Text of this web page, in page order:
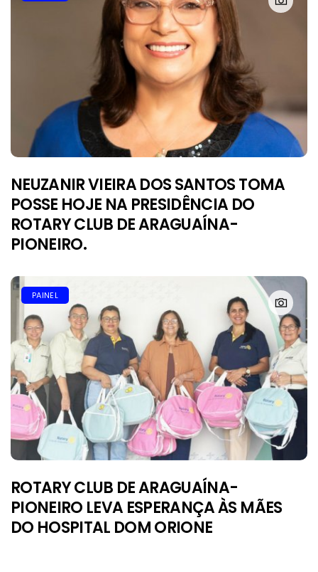
NEUZANIR VIEIRA DOS SANTOS TOMA
POSSE HOJE NA PRESIDÊNCIA DO
ROTARY CLUB DE ARAGUAÍNA-
PIONEIRO.
PAINEL
ROTARY CLUB DE ARAGUAÍNA-
PIONEIRO LEVA ESPERANÇA ÀS MÃES
DO HOSPITAL DOM ORIONE